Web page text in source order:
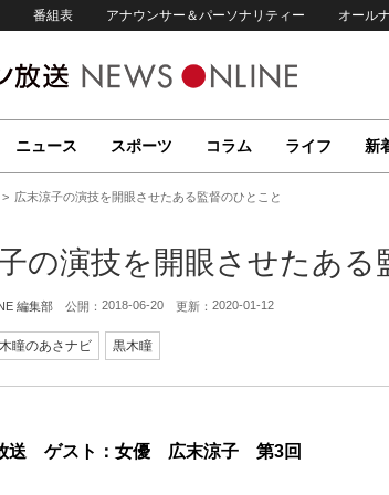
番組表 アナウンサー＆パーソナリティー オール
ニュース スポーツ コラム ライフ 新
広末涼子の演技を開眼させたある監督のひとこと
の演技を開眼させたある
編集部 公開： 2018-06-20 更新： 2020-01-12
瞳のあさナビ 黒木瞳
送 ゲスト：女優 広末涼子 第3回